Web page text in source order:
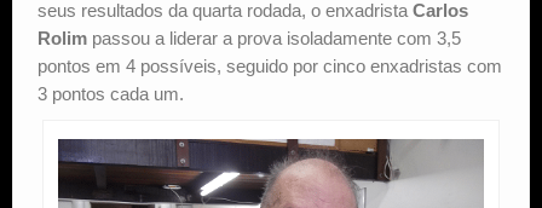
seus resultados da quarta rodada, o enxadrista Carlos
Rolim passou a liderar a prova isoladamente com 3,5
pontos em 4 possíveis, seguido por cinco enxadristas com
3 pontos cada um.